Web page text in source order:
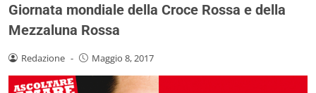
Giornata mondiale della Croce Rossa e della
Mezzaluna Rossa
Redazione - Maggio 8, 2017